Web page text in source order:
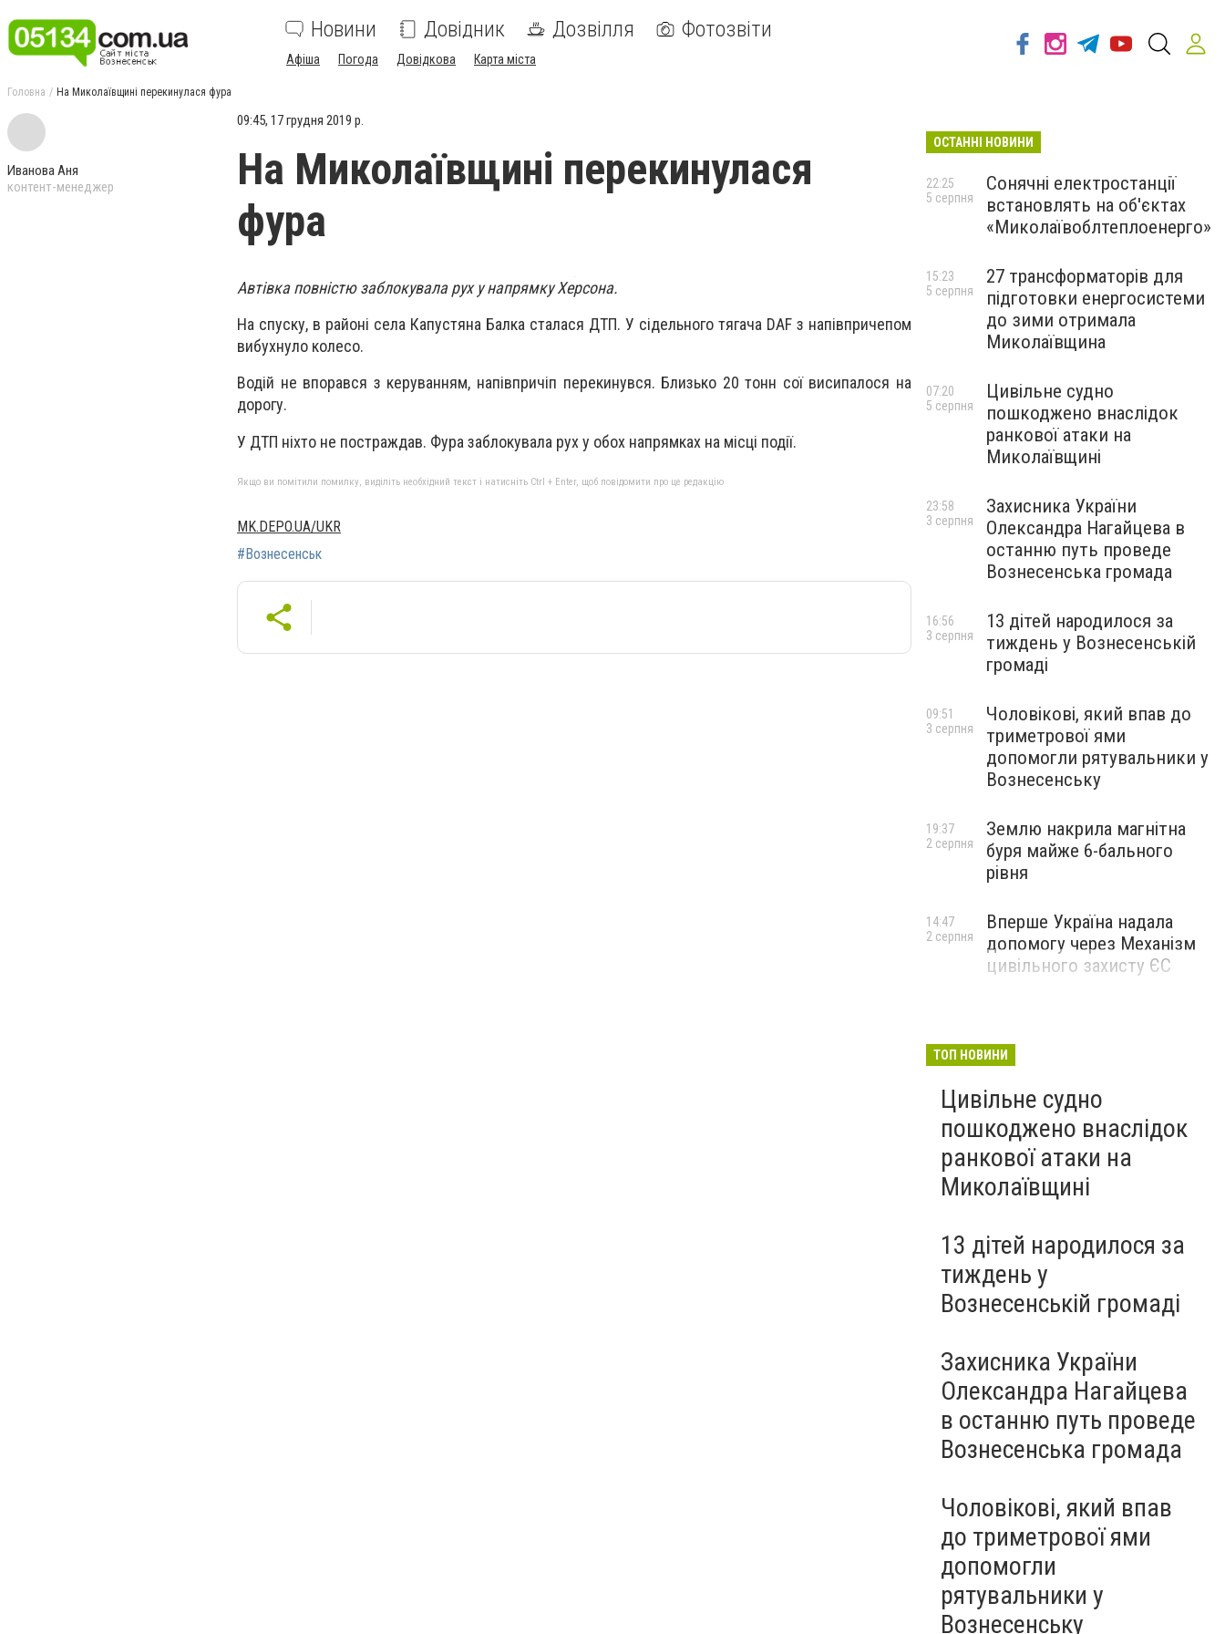
Новини Довідник Дозвілля Фотозвіти
Афіша Погода Довідкова Карта міста
Головна На Миколаївщині перекинулася фура
Иванова Аня
контент-менеджер
09:45, 17 грудня 2019 р.
На Миколаївщині перекинулася
фура
Автівка повністю заблокувала рух у напрямку Херсона.
На спуску, в районі села Капустяна Балка сталася ДТП. У сідельного тягача DAF з напівпричепом
вибухнуло колесо.
Водій не впорався з керуванням, напівпричіп перекинувся. Близько 20 тонн сої висипалося на
дорогу.
У ДТП ніхто не постраждав. Фура заблокувала рух у обох напрямках на місці події.
Якщо ви помітили помилку, виділіть необхідний текст і натисніть Ctrl + Enter, щоб повідомити про це редакцію
MK.DEPO.UA/UKR
#Вознесенськ
ОСТАННІ НОВИНИ
Сонячні електростанції
встановлять на об'єктах
«Миколаївоблтеплоенерго»
22:25
5 серпня
27 трансформаторів для
підготовки енергосистеми
до зими отримала
Миколаївщина
15:23
5 серпня
Цивільне судно
пошкоджено внаслідок
ранкової атаки на
Миколаївщині
07:20
5 серпня
Захисника України
Олександра Нагайцева в
останню путь проведе
Вознесенська громада
23:58
3 серпня
13 дітей народилося за
тиждень у Вознесенській
громаді
16:56
3 серпня
Чоловікові, який впав до
триметрової ями
допомогли рятувальники у
Вознесенську
09:51
3 серпня
Землю накрила магнітна
буря майже 6-бального
рівня
19:37
2 серпня
Вперше Україна надала
допомогу через Механізм
цивільного захисту ЄС
14:47
2 серпня
ТОП НОВИНИ
Цивільне судно
пошкоджено внаслідок
ранкової атаки на
Миколаївщині
13 дітей народилося за
тиждень у
Вознесенській громаді
Захисника України
Олександра Нагайцева
в останню путь проведе
Вознесенська громада
Чоловікові, який впав
до триметрової ями
допомогли
рятувальники у
Вознесенську